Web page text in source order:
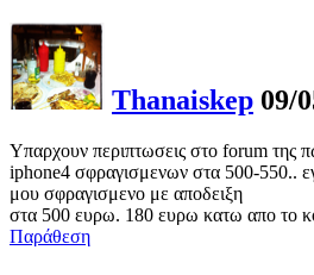
Thanaiskep 09/
Υπαρχουν περιπτωσεις στο forum της
iphone4 σφραγισμενων στα 500-550..
μου σφραγισμενο με αποδειξη
στα 500 ευρω. 180 ευρω κατω απο το
Παράθεση